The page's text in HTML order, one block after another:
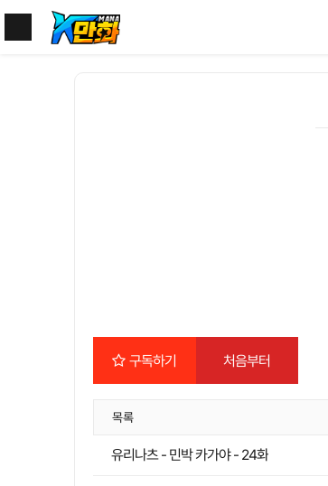
구독하기 처음부터
목록
유리나츠 - 민박 카가야 - 24화